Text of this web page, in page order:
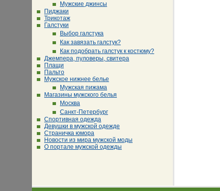
Мужские джинсы
Пиджаки
Трикотаж
Галстуки
Выбор галстука
Как завязать галстук?
Как подобрать галстук к костюму?
Джемпера, пуловеры, свитера
Плащи
Пальто
Мужское нижнее белье
Мужская пижама
Магазины мужского белья
Москва
Санкт-Петербург
Спортивная одежда
Девушки в мужской одежде
Страничка юмора
Новости из мира мужской моды
О портале мужской одежды